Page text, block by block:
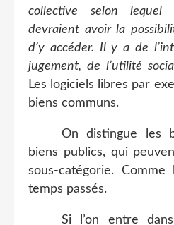
collective selon lequel
devraient avoir la
d’y accéder. Il y a de
jugement, de l’utilité
Les logiciels libres par
biens communs.
On distingue les
biens publics, qui
sous-catégorie. Comme
temps passés.
Si l’on entre